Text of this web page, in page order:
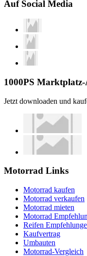
Auf Social Media
1000PS
Jetzt downloaden und
Motorrad Links
Motorrad kaufen
Motorrad verkaufen
Motorrad mieten
Motorrad
Reifen
Kaufvertrag
Umbauten
Motorrad-Vergleich